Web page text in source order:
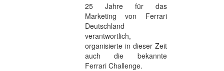
25 Jahre für das
Marketing von Ferrari
Deutschland
verantwortlich,
organisierte in dieser Zeit
auch die bekannte
Ferrari Challenge.